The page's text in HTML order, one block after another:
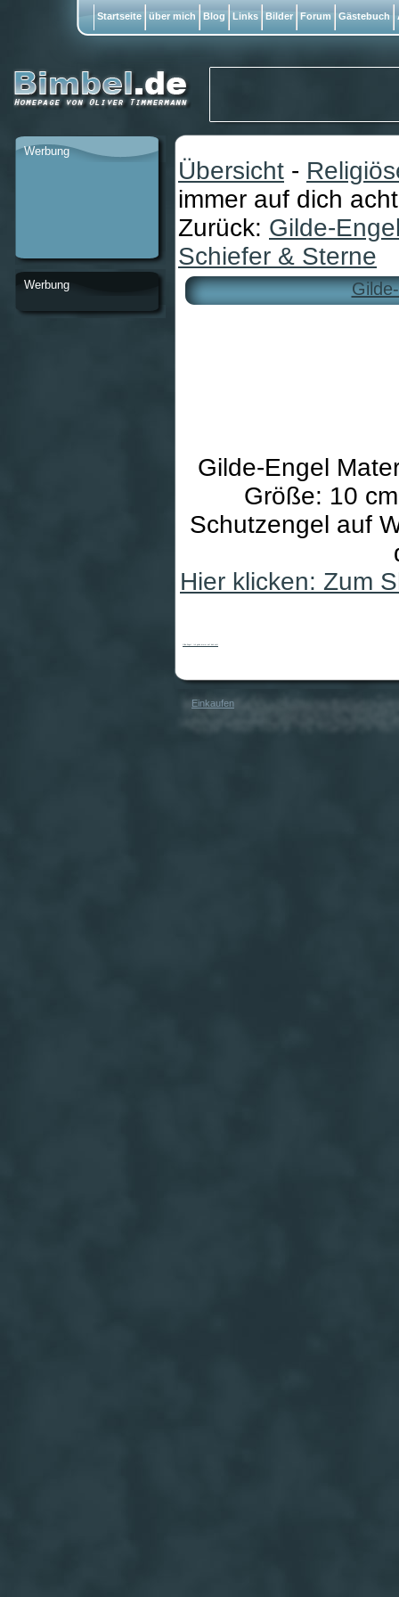
Übersicht -
immer auf dich acht
Zurück: Gilde-
Schiefer & Sterne
Gilde-Engel
Größe: 10
Schutzengel auf
Hier klicken: Zum
Einkaufen
Werbung
Werbung
Startseite über mich Blog Links Bilder Forum Gästebuch